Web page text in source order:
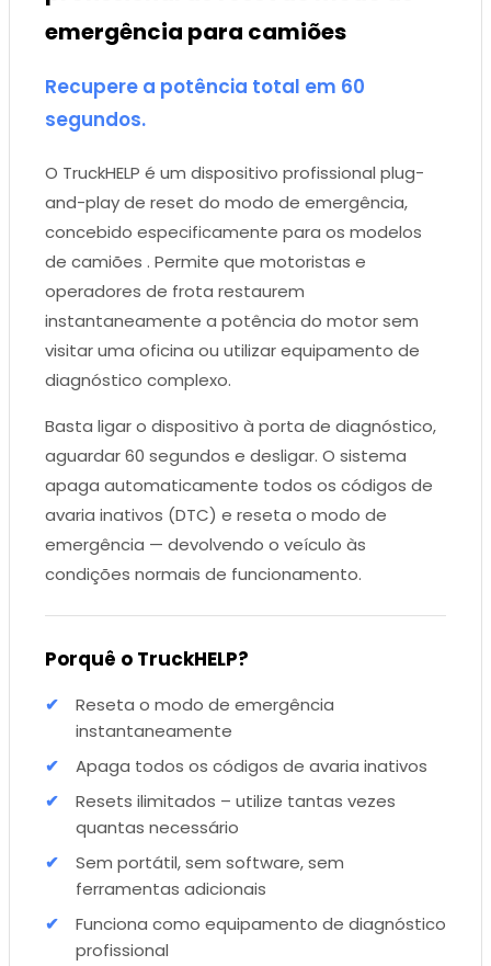
emergência para camiões
Recupere a potência total em 60
segundos.
O TruckHELP é um dispositivo profissional plug-
and-play de reset do modo de emergência,
concebido especificamente para os modelos
de camiões . Permite que motoristas e
operadores de frota restaurem
instantaneamente a potência do motor sem
visitar uma oficina ou utilizar equipamento de
diagnóstico complexo.
Basta ligar o dispositivo à porta de diagnóstico,
aguardar 60 segundos e desligar. O sistema
apaga automaticamente todos os códigos de
avaria inativos (DTC) e reseta o modo de
emergência — devolvendo o veículo às
condições normais de funcionamento.
Porquê o TruckHELP?
Reseta o modo de emergência
instantaneamente
Apaga todos os códigos de avaria inativos
Resets ilimitados – utilize tantas vezes
quantas necessário
Sem portátil, sem software, sem
ferramentas adicionais
Funciona como equipamento de diagnóstico
profissional